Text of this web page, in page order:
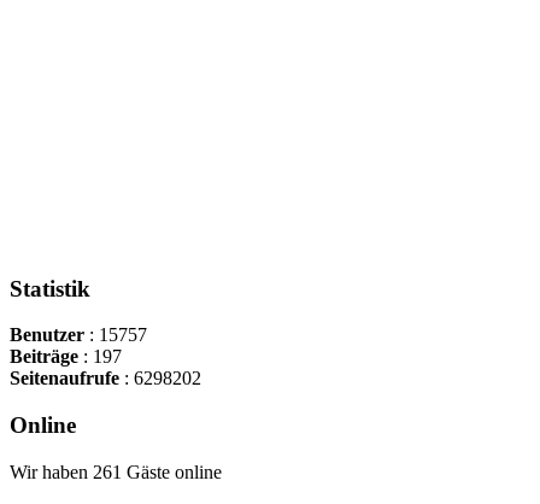
Statistik
Benutzer : 15757
Beiträge : 197
Seitenaufrufe : 6298202
Online
Wir haben 261 Gäste online